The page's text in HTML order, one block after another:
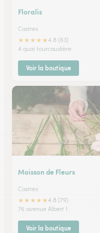
Floralis
Castres
★★★★★4.8 (63)
4 quai tourcaudière
Voir la boutique
Moisson de Fleurs
Castres
★★★★★4.8 (79)
76 avenue Albert 1
Voir la boutique